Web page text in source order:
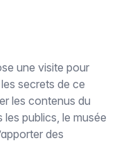
une visite pour
secrets de ce
les contenus du
publics, le musée
des